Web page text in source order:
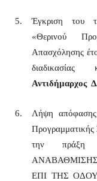
Έγκριση του
«Θερινού
Απασχόλησης
Αντιδήμαρχος
Λήψη απόφασης
την πράξη
ΕΠΙ ΤΗΣ